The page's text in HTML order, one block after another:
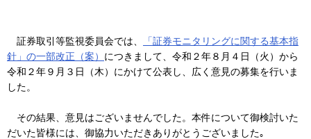
証券取引等監視委員会では、
「証券モニタリングに関する基本指
針」の一部改正（案） につきまして、令和２年８月４日（火）から
令和２年９月３日（木）にかけて公表し、広く意見の募集を行いま
した。
その結果、意見はございませんでした。本件について御検討いた
だいた皆様には、御協力いただきありがとうございました｡